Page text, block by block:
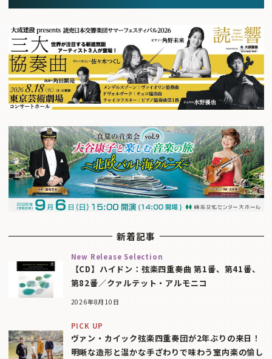
新着記事
New Release Selection
【CD】ハイドン：弦楽四重奏曲 第1番、第41番、
第82番／クァルテット・アルモニコ
2026年8月10日
PICK UP
ヴァン・カイック弦楽四重奏団が2年ぶりの来日！
明晰な造形と温かな手ざわりで味わう室内楽の愉し